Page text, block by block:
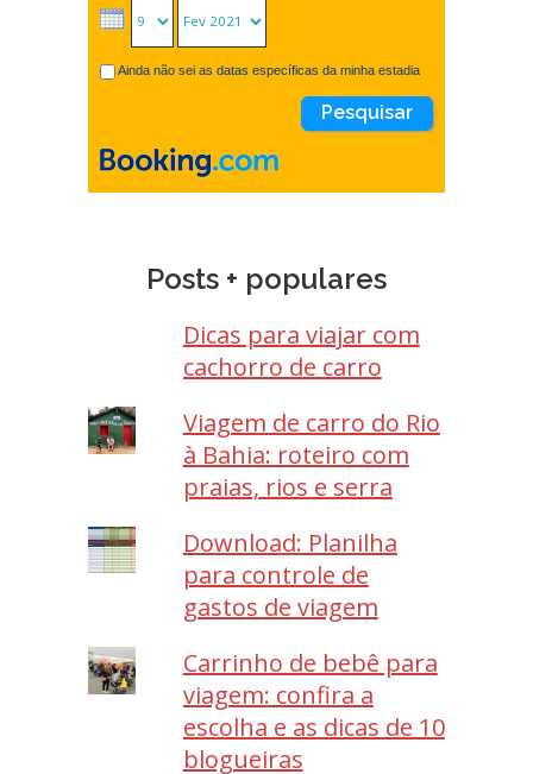
Ainda não sei as datas específicas da minha estadia
Posts + populares
Dicas para viajar com
cachorro de carro
Viagem de carro do Rio
à Bahia: roteiro com
praias, rios e serra
Download: Planilha
para controle de
gastos de viagem
Carrinho de bebê para
viagem: confira a
escolha e as dicas de 10
blogueiras